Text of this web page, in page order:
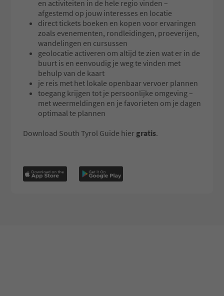
en activiteiten in de hele regio vinden –
afgestemd op jouw interesses en locatie
direct tickets boeken en kopen voor ervaringen
zoals evenementen, rondleidingen, proeverijen,
wandelingen en cursussen
geolocatie activeren om altijd te zien wat er in de
buurt is en eenvoudig je weg te vinden met
behulp van de kaart
je reis met het lokale openbaar vervoer plannen
toegang krijgen tot je persoonlijke omgeving –
met weermeldingen en je favorieten om je dagen
optimaal te plannen
Download South Tyrol Guide hier gratis.